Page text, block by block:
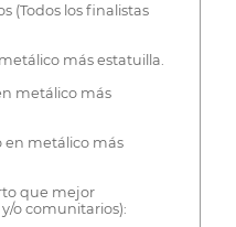
(Todos los finalistas
más estatuilla.
metálico más
en metálico más
que mejor
o comunitarios):